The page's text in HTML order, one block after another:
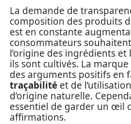
La demande de
composition des produits
est en constante
consommateurs
l’origine des ingrédients
ils sont cultivés. La marque
des arguments positifs en
traçabilité et de
d’origine naturelle.
essentiel de garder un œil
affirmations.